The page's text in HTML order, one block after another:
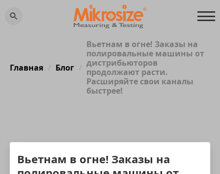
Главная / Блог /
Вьетнам в огне! Заказы на
полировальные машины от
дистрибьюторов
продолжают расти.
Расширяйте свои каналы
быстрее!
Вьетнам в огне! Заказы на